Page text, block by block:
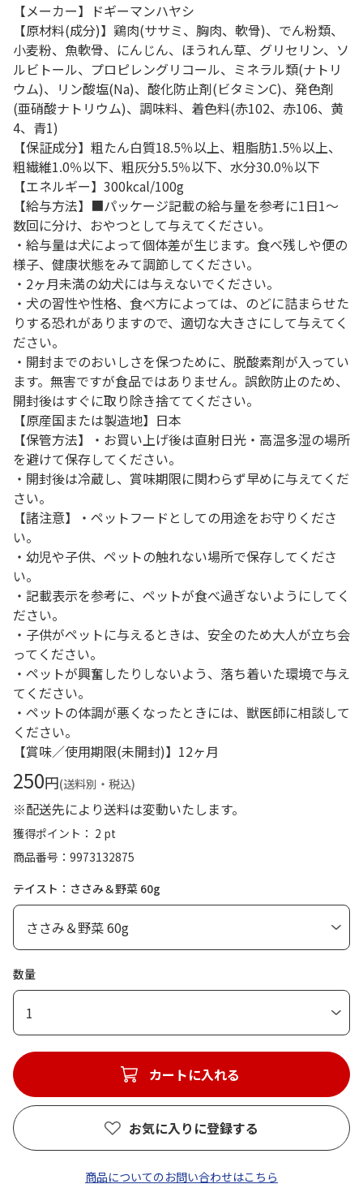
【メーカー】ドギーマンハヤシ
【原材料(成分)】鶏肉(ササミ、胸肉、軟骨)、でん粉類、
小麦粉、魚軟骨、にんじん、ほうれん草、グリセリン、ソ
ルビトール、プロピレングリコール、ミネラル類(ナトリ
ウム)、リン酸塩(Na)、酸化防止剤(ビタミンC)、発色剤
(亜硝酸ナトリウム)、調味料、着色料(赤102、赤106、黄
4、青1)
【保証成分】粗たん白質18.5％以上、粗脂肪1.5％以上、
粗繊維1.0％以下、粗灰分5.5％以下、水分30.0％以下
【エネルギー】300kcal/100g
【給与方法】■パッケージ記載の給与量を参考に1日1～
数回に分け、おやつとして与えてください。
・給与量は犬によって個体差が生じます。食べ残しや便の
様子、健康状態をみて調節してください。
・2ヶ月未満の幼犬には与えないでください。
・犬の習性や性格、食べ方によっては、のどに詰まらせた
りする恐れがありますので、適切な大きさにして与えてく
ださい。
・開封までのおいしさを保つために、脱酸素剤が入ってい
ます。無害ですが食品ではありません。誤飲防止のため、
開封後はすぐに取り除き捨ててください。
【原産国または製造地】日本
【保管方法】・お買い上げ後は直射日光・高温多湿の場所
を避けて保存してください。
・開封後は冷蔵し、賞味期限に関わらず早めに与えてくだ
さい。
【諸注意】・ペットフードとしての用途をお守りくださ
い。
・幼児や子供、ペットの触れない場所で保存してくださ
い。
・記載表示を参考に、ペットが食べ過ぎないようにしてく
ださい。
・子供がペットに与えるときは、安全のため大人が立ち会
ってください。
・ペットが興奮したりしないよう、落ち着いた環境で与え
てください。
・ペットの体調が悪くなったときには、獣医師に相談して
ください。
【賞味／使用期限(未開封)】12ヶ月
250円(送料別・税込)
※配送先により送料は変動いたします。
獲得ポイント： 2 pt
商品番号
9973132875
テイスト：ささみ＆野菜 60g
数量
1
カートに入れる
お気に入りに登録する
商品についてのお問い合わせはこちら